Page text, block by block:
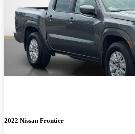
2022 Nissan Frontier